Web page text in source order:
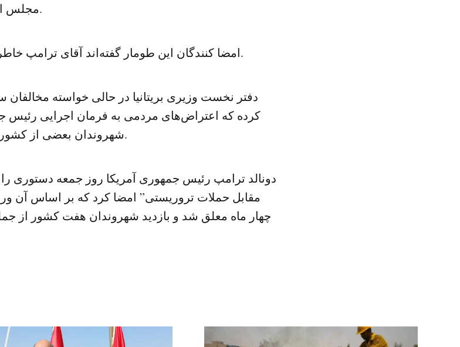
مجلس این کشور به بحث گذاشته شود.
امضا کنندگان این طومار گفته‌اند آقای ترامپ خاطر ملکه الیزابت را آزرده می‌کند.
دفتر نخست وزیری بریتانیا در حالی خواسته مخالفان
کرده که اعتراض‌های مردمی به فرمان اجرایی رئیس
شهروندان بعضی از کشورها به آمریکا کماکان ادامه دارد.
دونالد ترامپ رئیس جمهوری آمریکا روز جمعه دستوری را
مقابل حملات تروریستی” امضا کرد که بر اساس آن